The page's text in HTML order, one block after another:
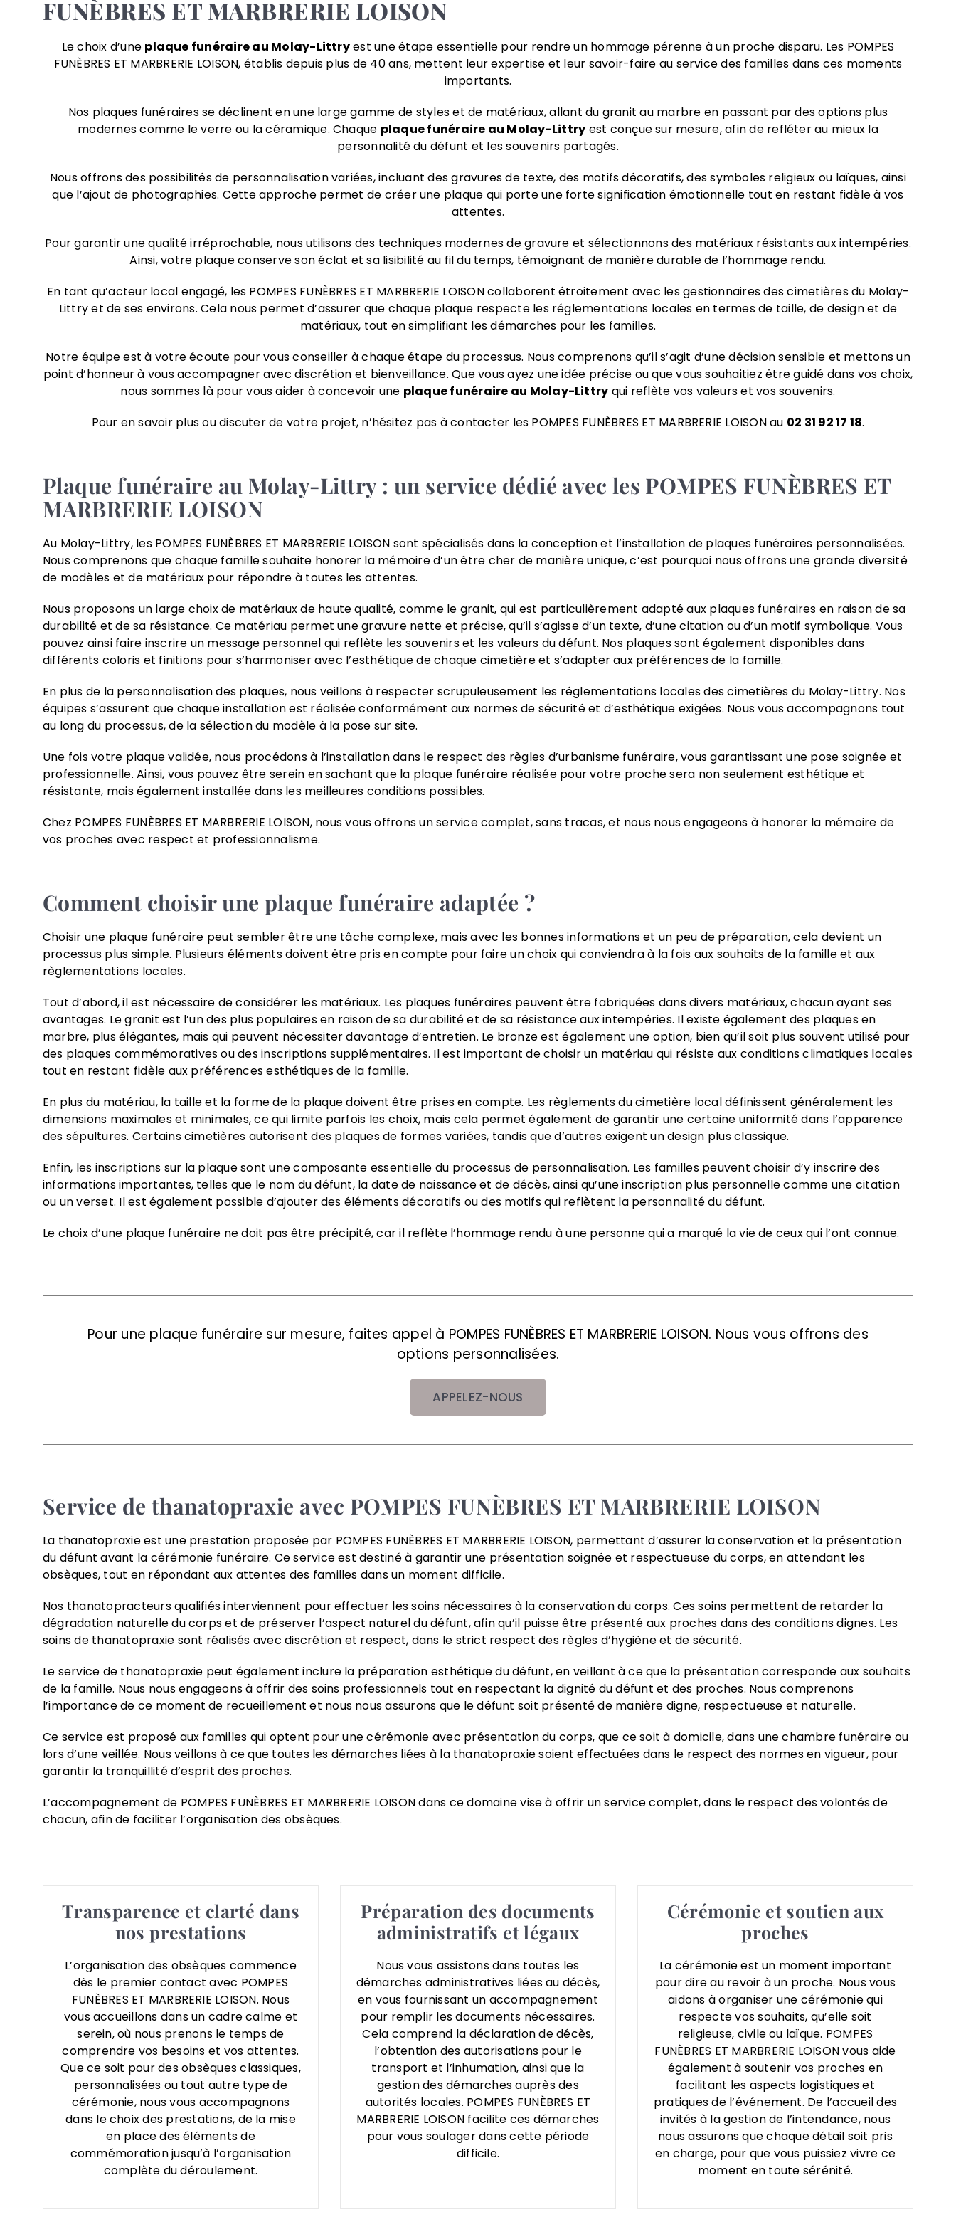
FUNÈBRES ET MARBRERIE LOISON
Le choix d’une plaque funéraire au Molay-Littryest une étape essentielle pour rendre un hommage pérenne à un proche disparu. Les POMPES
FUNÈBRES ET MARBRERIE LOISON, établis depuis plus de 40 ans, mettent leur expertise et leur savoir-faire au service des familles dans ces moments
importants.
Nos plaques funéraires se déclinent en une large gamme de styles et de matériaux, allant du granit au marbre en passant par des options plus
modernes comme le verre ou la céramique. Chaque plaque funéraire au Molay-Littry est conçue sur mesure, afin de refléter au mieux la
personnalité du défunt et les souvenirs partagés.
Nous offrons des possibilités de personnalisation variées, incluant des gravures de texte, des motifs décoratifs, des symboles religieux ou laïques, ainsi
que l’ajout de photographies. Cette approche permet de créer une plaque qui porte une forte signification émotionnelle tout en restant fidèle à vos
attentes.
Pour garantir une qualité irréprochable, nous utilisons des techniques modernes de gravure et sélectionnons des matériaux résistants aux intempéries.
Ainsi, votre plaque conserve son éclat et sa lisibilité au fil du temps, témoignant de manière durable de l’hommage rendu.
En tant qu’acteur local engagé, les POMPES FUNÈBRES ET MARBRERIE LOISON collaborent étroitement avec les gestionnaires des cimetières du Molay-
Littry et de ses environs. Cela nous permet d’assurer que chaque plaque respecte les réglementations locales en termes de taille, de design et de
matériaux, tout en simplifiant les démarches pour les familles.
Notre équipe est à votre écoute pour vous conseiller à chaque étape du processus. Nous comprenons qu’il s’agit d’une décision sensible et mettons un
point d’honneur à vous accompagner avec discrétion et bienveillance. Que vous ayez une idée précise ou que vous souhaitiez être guidé dans vos choix,
nous sommes là pour vous aider à concevoir une plaque funéraire au Molay-Littry qui reflète vos valeurs et vos souvenirs.
Pour en savoir plus ou discuter de votre projet, n’hésitez pas à contacter les POMPES FUNÈBRES ET MARBRERIE LOISON au 02 31 92 17 18.
Plaque funéraire au Molay-Littry : un service dédié avec les POMPES FUNÈBRES ET
MARBRERIE LOISON
Au Molay-Littry, les POMPES FUNÈBRES ET MARBRERIE LOISON sont spécialisés dans la conception et l’installation de plaques funéraires personnalisées.
Nous comprenons que chaque famille souhaite honorer la mémoire d’un être cher de manière unique, c’est pourquoi nous offrons une grande diversité
de modèles et de matériaux pour répondre à toutes les attentes.
Nous proposons un large choix de matériaux de haute qualité, comme le granit, qui est particulièrement adapté aux plaques funéraires en raison de sa
durabilité et de sa résistance. Ce matériau permet une gravure nette et précise, qu’il s’agisse d’un texte, d’une citation ou d’un motif symbolique. Vous
pouvez ainsi faire inscrire un message personnel qui reflète les souvenirs et les valeurs du défunt. Nos plaques sont également disponibles dans
différents coloris et finitions pour s’harmoniser avec l’esthétique de chaque cimetière et s’adapter aux préférences de la famille.
En plus de la personnalisation des plaques, nous veillons à respecter scrupuleusement les réglementations locales des cimetières du Molay-Littry. Nos
équipes s’assurent que chaque installation est réalisée conformément aux normes de sécurité et d’esthétique exigées. Nous vous accompagnons tout
au long du processus, de la sélection du modèle à la pose sur site.
Une fois votre plaque validée, nous procédons à l’installation dans le respect des règles d’urbanisme funéraire, vous garantissant une pose soignée et
professionnelle. Ainsi, vous pouvez être serein en sachant que la plaque funéraire réalisée pour votre proche sera non seulement esthétique et
résistante, mais également installée dans les meilleures conditions possibles.
Chez POMPES FUNÈBRES ET MARBRERIE LOISON, nous vous offrons un service complet, sans tracas, et nous nous engageons à honorer la mémoire de
vos proches avec respect et professionnalisme.
Comment choisir une plaque funéraire adaptée ?
Choisir une plaque funéraire peut sembler être une tâche complexe, mais avec les bonnes informations et un peu de préparation, cela devient un
processus plus simple. Plusieurs éléments doivent être pris en compte pour faire un choix qui conviendra à la fois aux souhaits de la famille et aux
règlementations locales.
Tout d’abord, il est nécessaire de considérer les matériaux. Les plaques funéraires peuvent être fabriquées dans divers matériaux, chacun ayant ses
avantages. Le granit est l’un des plus populaires en raison de sa durabilité et de sa résistance aux intempéries. Il existe également des plaques en
marbre, plus élégantes, mais qui peuvent nécessiter davantage d’entretien. Le bronze est également une option, bien qu’il soit plus souvent utilisé pour
des plaques commémoratives ou des inscriptions supplémentaires. Il est important de choisir un matériau qui résiste aux conditions climatiques locales
tout en restant fidèle aux préférences esthétiques de la famille.
En plus du matériau, la taille et la forme de la plaque doivent être prises en compte. Les règlements du cimetière local définissent généralement les
dimensions maximales et minimales, ce qui limite parfois les choix, mais cela permet également de garantir une certaine uniformité dans l’apparence
des sépultures. Certains cimetières autorisent des plaques de formes variées, tandis que d’autres exigent un design plus classique.
Enfin, les inscriptions sur la plaque sont une composante essentielle du processus de personnalisation. Les familles peuvent choisir d’y inscrire des
informations importantes, telles que le nom du défunt, la date de naissance et de décès, ainsi qu’une inscription plus personnelle comme une citation
ou un verset. Il est également possible d’ajouter des éléments décoratifs ou des motifs qui reflètent la personnalité du défunt.
Le choix d’une plaque funéraire ne doit pas être précipité, car il reflète l’hommage rendu à une personne qui a marqué la vie de ceux qui l’ont connue.
Pour une plaque funéraire sur mesure, faites appel à POMPES FUNÈBRES ET MARBRERIE LOISON. Nous vous offrons des
options personnalisées.
APPELEZ-NOUS
Service de thanatopraxie avec POMPES FUNÈBRES ET MARBRERIE LOISON
La thanatopraxie est une prestation proposée par POMPES FUNÈBRES ET MARBRERIE LOISON, permettant d’assurer la conservation et la présentation
du défunt avant la cérémonie funéraire. Ce service est destiné à garantir une présentation soignée et respectueuse du corps, en attendant les
obsèques, tout en répondant aux attentes des familles dans un moment difficile.
Nos thanatopracteurs qualifiés interviennent pour effectuer les soins nécessaires à la conservation du corps. Ces soins permettent de retarder la
dégradation naturelle du corps et de préserver l’aspect naturel du défunt, afin qu’il puisse être présenté aux proches dans des conditions dignes. Les
soins de thanatopraxie sont réalisés avec discrétion et respect, dans le strict respect des règles d’hygiène et de sécurité.
Le service de thanatopraxie peut également inclure la préparation esthétique du défunt, en veillant à ce que la présentation corresponde aux souhaits
de la famille. Nous nous engageons à offrir des soins professionnels tout en respectant la dignité du défunt et des proches. Nous comprenons
l’importance de ce moment de recueillement et nous nous assurons que le défunt soit présenté de manière digne, respectueuse et naturelle.
Ce service est proposé aux familles qui optent pour une cérémonie avec présentation du corps, que ce soit à domicile, dans une chambre funéraire ou
lors d’une veillée. Nous veillons à ce que toutes les démarches liées à la thanatopraxie soient effectuées dans le respect des normes en vigueur, pour
garantir la tranquillité d’esprit des proches.
L’accompagnement de POMPES FUNÈBRES ET MARBRERIE LOISON dans ce domaine vise à offrir un service complet, dans le respect des volontés de
chacun, afin de faciliter l’organisation des obsèques.
Transparence et clarté dans
nos prestations
L’organisation des obsèques commence
dès le premier contact avec POMPES
FUNÈBRES ET MARBRERIE LOISON. Nous
vous accueillons dans un cadre calme et
serein, où nous prenons le temps de
comprendre vos besoins et vos attentes.
Que ce soit pour des obsèques classiques,
personnalisées ou tout autre type de
cérémonie, nous vous accompagnons
dans le choix des prestations, de la mise
en place des éléments de
commémoration jusqu’à l’organisation
complète du déroulement.
Préparation des documents
administratifs et légaux
Nous vous assistons dans toutes les
démarches administratives liées au décès,
en vous fournissant un accompagnement
pour remplir les documents nécessaires.
Cela comprend la déclaration de décès,
l’obtention des autorisations pour le
transport et l’inhumation, ainsi que la
gestion des démarches auprès des
autorités locales. POMPES FUNÈBRES ET
MARBRERIE LOISON facilite ces démarches
pour vous soulager dans cette période
difficile.
Cérémonie et soutien aux
proches
La cérémonie est un moment important
pour dire au revoir à un proche. Nous vous
aidons à organiser une cérémonie qui
respecte vos souhaits, qu’elle soit
religieuse, civile ou laïque. POMPES
FUNÈBRES ET MARBRERIE LOISON vous aide
également à soutenir vos proches en
facilitant les aspects logistiques et
pratiques de l’événement. De l’accueil des
invités à la gestion de l’intendance, nous
nous assurons que chaque détail soit pris
en charge, pour que vous puissiez vivre ce
moment en toute sérénité.